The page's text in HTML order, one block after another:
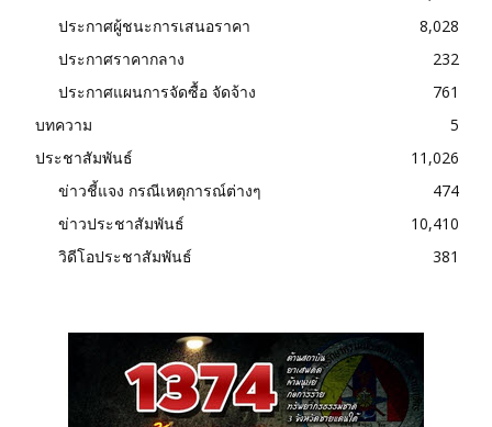
ประกาศผู้ชนะการเสนอราคา
8,028
ประกาศราคากลาง
232
ประกาศแผนการจัดซื้อ จัดจ้าง
761
บทความ
5
ประชาสัมพันธ์
11,026
ข่าวชี้แจง กรณีเหตุการณ์ต่างๆ
474
ข่าวประชาสัมพันธ์
10,410
วิดีโอประชาสัมพันธ์
381